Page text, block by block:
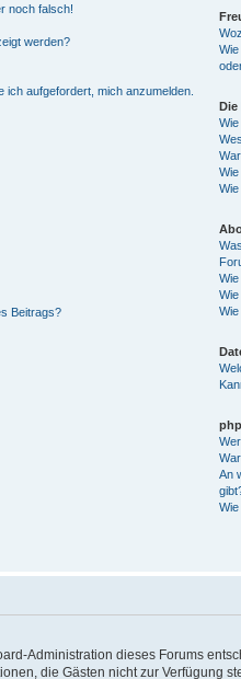
noch falsch!
werden?
aufgefordert, mich anzumelden.
Beitrags?
Die
An
Administration dieses Forums
die Gästen nicht zur Verfügung